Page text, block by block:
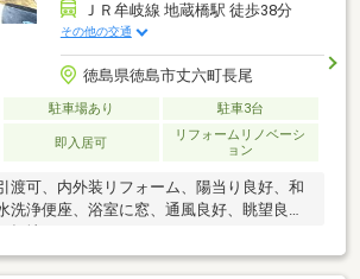
ＪＲ牟岐線 地蔵橋駅 徒歩38分
その他の交通
徳島県徳島市丈六町長尾
駐車場あり 駐車3台
即入居可
リフォームリノベーシ
ョン
渡可、内外装リフォーム、陽当り良好、和
洗浄便座、浴室に窓、通風良好、眺望良